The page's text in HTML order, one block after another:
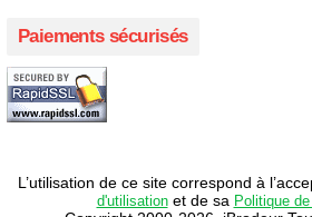
Paiements sécurisés
L’utilisation de ce site correspond à
d'utilisationet de sa Politique